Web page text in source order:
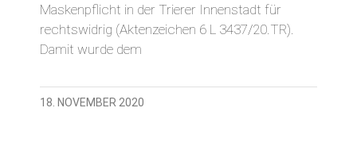
Maskenpflicht in der Trierer Innenstadt für
rechtswidrig (Aktenzeichen 6 L 3437/20.TR).
Damit wurde dem
18. NOVEMBER 2020